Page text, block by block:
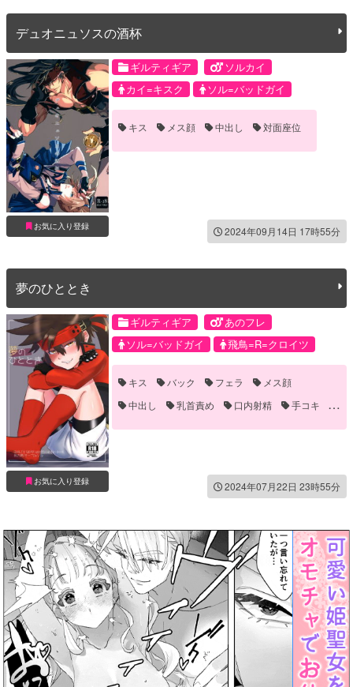
デュオニュソスの酒杯
お気に入り登録
ギルティギア
ソルカイ
カイ=キスク
ソル=バッドガイ
キス メス顔 中出し 対面座位
2024年09月14日 17時55分
夢のひととき
お気に入り登録
ギルティギア
あのフレ
ソル=バッドガイ
飛鳥=R=クロイツ
キス バック フェラ
メス顔
中出し
乳首責め 口内射精
手コキ
笑える(ギャグ)
襲い受け
2024年07月22日 23時55分